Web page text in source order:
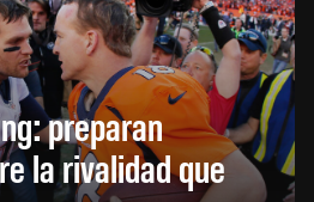
preparan
la rivalidad que